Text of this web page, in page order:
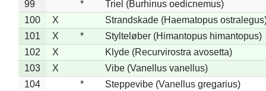
99
*
Triel (Burhinus oedicnemus)
100
X
Strandskade (Haematopus
101
X *
Stylteløber (Himantopus himantopus)
102
X
Klyde (Recurvirostra avosetta)
103
X
Vibe (Vanellus vanellus)
104
* Steppevibe (Vanellus gregarius)